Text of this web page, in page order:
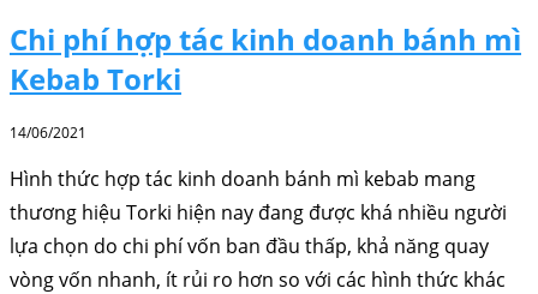
Chi phí hợp tác kinh doanh bánh mì
Kebab Torki
14/06/2021
Hình thức hợp tác kinh doanh bánh mì kebab mang
thương hiệu Torki hiện nay đang được khá nhiều người
lựa chọn do chi phí vốn ban đầu thấp, khả năng quay
vòng vốn nhanh, ít rủi ro hơn so với các hình thức khác